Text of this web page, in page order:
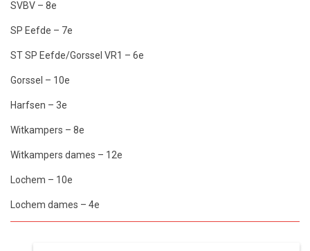
SVBV – 8e
SP Eefde – 7e
ST SP Eefde/Gorssel VR1 – 6e
Gorssel – 10e
Harfsen – 3e
Witkampers – 8e
Witkampers dames – 12e
Lochem – 10e
Lochem dames – 4e